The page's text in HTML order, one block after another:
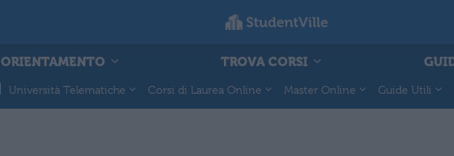
ORIENTAMENTO TROVA CORSI
Università Telematiche Corsi di Laurea Online Master Online Guide Utili